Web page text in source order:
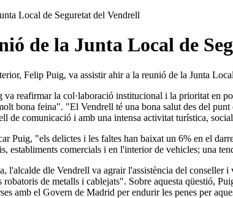
Local de Seguretat del Vendrell
de la Junta Local de
Felip Puig, va assistir ahir a la reunió de la Junta
va reafirmar la col·laboració institucional i la prioritat en
bona feina". "El Vendrell té una bona salut des del
de comunicació i amb una intensa activitat turística,
Puig, "els delictes i les faltes han baixat un 6% en el
establiments comercials i en l'interior de vehicles; una
l'alcalde dle Vendrell va agrair l'assistència del
robatoris de metalls i cablejats". Sobre aquesta qüestió,
amb el Govern de Madrid per endurir les penes per